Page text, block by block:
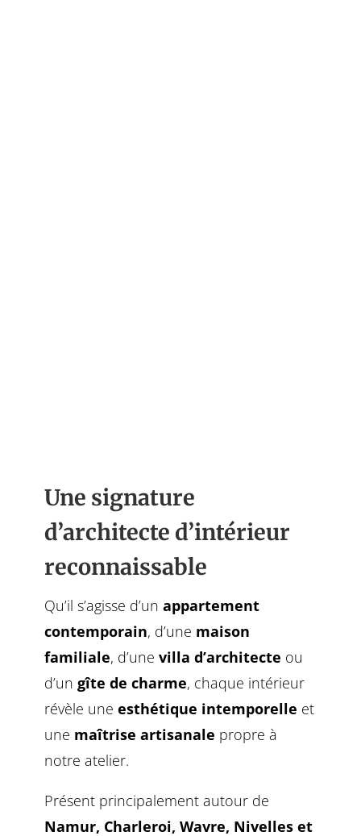
Une signature
d’architecte d’intérieur
reconnaissable
Qu’il s’agisse d’un appartement
contemporain, d’une maison
familiale, d’une villa d’architecte ou
d’un gîte de charme, chaque intérieur
révèle une esthétique intemporelle et
une maîtrise artisanale propre à
notre atelier.
Présent principalement autour de
Namur, Charleroi, Wavre, Nivelles et